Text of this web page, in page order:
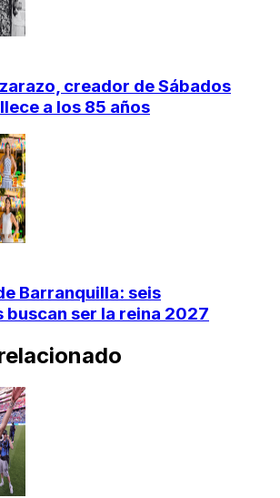
creador de Sábados
a los 85 años
Barranquilla: seis
buscan ser la reina 2027